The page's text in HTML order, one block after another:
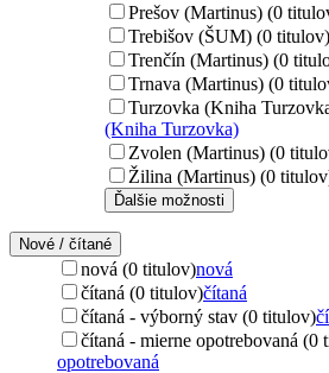
Prešov (Martinus) (0
Trebišov (ŠUM) (0 titulov)
Trenčín (Martinus) (0
Trnava (Martinus) (0
Turzovka (Kniha
(Kniha Turzovka)
Zvolen (Martinus) (0
Žilina (Martinus) (0
Ďalšie možnosti
Nové / čítané
nová (0 titulov)nová
čítaná (0 titulov)čítaná
čítaná - výborný stav (0 titulov)
čítaná - mierne opotrebovaná (0
opotrebovaná